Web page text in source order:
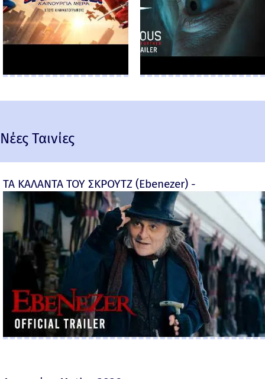
Νέες Ταινίες
ΤΑ ΚΑΛΑΝΤΑ ΤΟΥ ΣΚΡΟΥΤΖ (Ebenezer) -